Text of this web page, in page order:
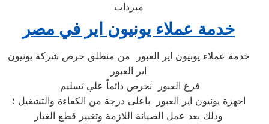
مبردات
خدمة عملاء يونيون اير في مصر
خدمة عملاء يونيون اير العبور من منطلق حرص شركة يونيون
اير العبور
فرع العبور نحرص دائماً علي تسليم
اجهزة يونيون اير العبور باعلى درجة من الكفاءة والتشغيل ؛
وذلك بعد عمل الصيانة اللازمة وتغيير قطع الغيار